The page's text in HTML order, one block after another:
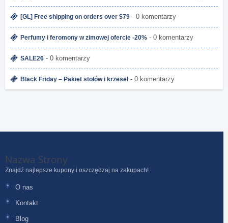
[GL] Free shipping on orders over $79 - 0 komentarzy
Perfumy i feromony w zimowej ofercie -20% - 0 komentarzy
SALE26 - 0 komentarzy
Black Friday – Pakiet stołów i krzeseł- 0 komentarzy
Nazwa Strony
Znajdź najlepsze kupony i oszczędzaj na zakupach!
O nas
Kontakt
Blog